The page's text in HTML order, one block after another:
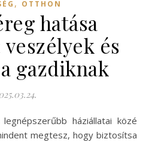
, OTTHON
hatása
és
gazdiknak
megtesz, hogy biztosítsa